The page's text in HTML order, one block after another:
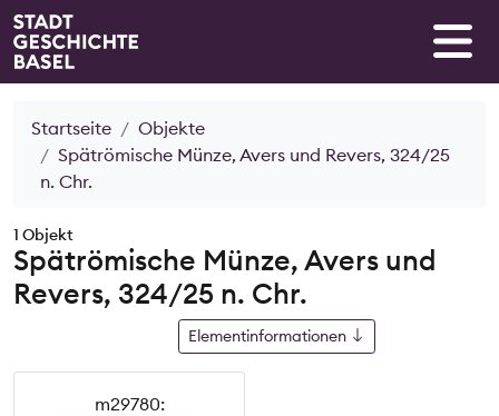
Startseite
Objekte
Spätrömische Münze, Avers und Revers, 324/25
n. Chr.
1 Objekt
Spätrömische Münze, Avers und
Revers, 324/25 n. Chr.
Elementinformationen
m29780: